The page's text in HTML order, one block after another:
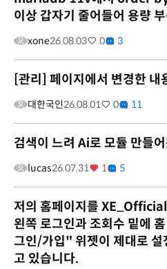
이상 갑자기 줄어들어 용량
xone26.08.03 0 3
[관리] 페이지에서 변경한 내
대한국인26.08.01 0 11
검색이 느려 Ai로 모듈 만들
lucas26.07.31 1 5
저의 홈페이지를 XE_Official
왼쪽 로그인과 조회수 밑에
그인/가입" 위젯이 제대로 설
고 있습니다.